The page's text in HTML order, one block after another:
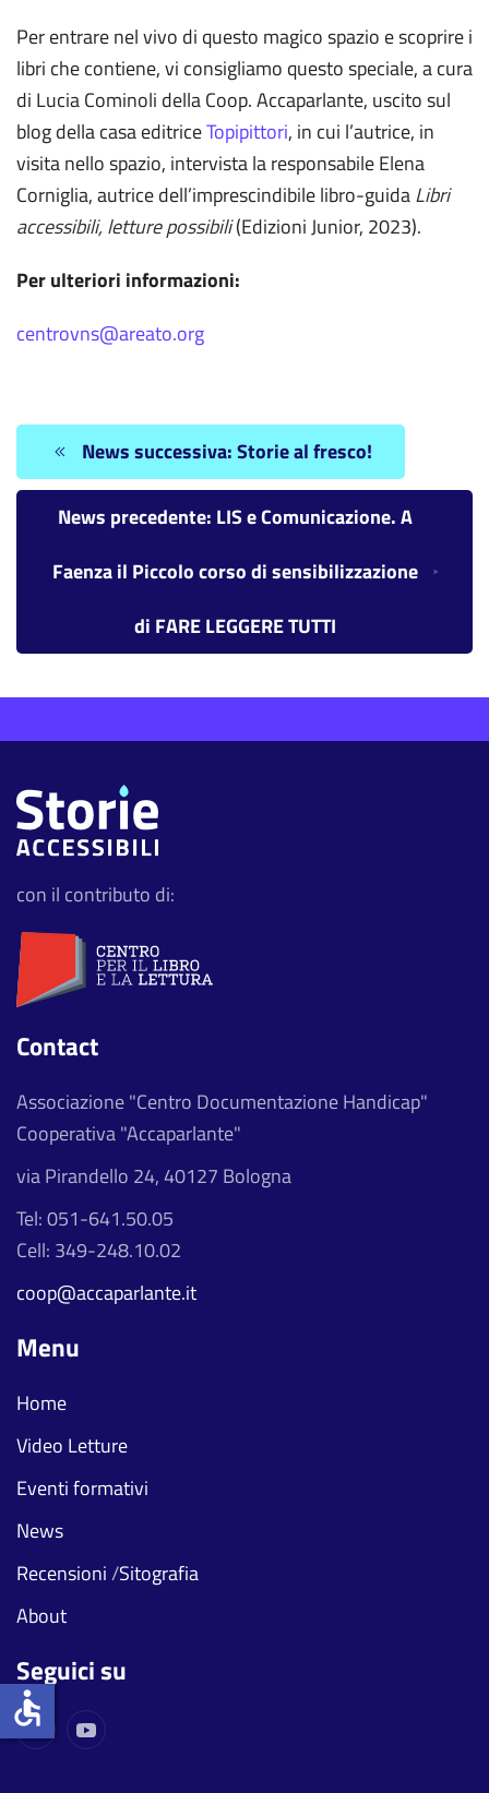
Per entrare nel vivo di questo magico spazio e scoprire i
libri che contiene, vi consigliamo questo speciale, a cura
di Lucia Cominoli della Coop. Accaparlante, uscito sul
blog della casa editriceTopipittori, in cui l’autrice, in
visita nello spazio, intervista la responsabile Elena
Corniglia, autrice dell’imprescindibile libro-guidaLibri
accessibili, letture possibili(Edizioni Junior, 2023).
Per ulteriori informazioni:
centrovns@areato.org
News successiva: Storie al fresco!
News precedente: LIS e Comunicazione. A
Faenza il Piccolo corso di sensibilizzazione
di FARE LEGGERE TUTTI
con il contributo di:
Contact
Associazione "Centro Documentazione Handicap"
Cooperativa "Accaparlante"
via Pirandello 24, 40127 Bologna
Tel: 051-641.50.05
Cell: 349-248.10.02
coop@accaparlante.it
Menu
Home
Video Letture
Eventi formativi
News
Recensioni/Sitografia
About
Seguici su
accessible